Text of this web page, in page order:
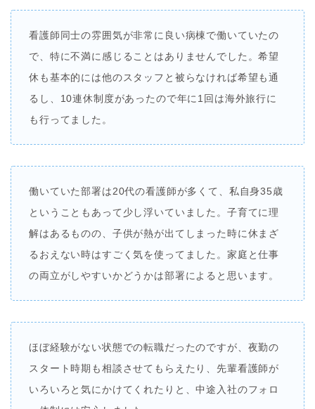
看護師同士の雰囲気が非常に良い病棟で働いていたの
で、特に不満に感じることはありませんでした。希望
休も基本的には他のスタッフと被らなければ希望も通
るし、10連休制度があったので年に1回は海外旅行に
も行ってました。
働いていた部署は20代の看護師が多くて、私自身35歳
ということもあって少し浮いていました。子育てに理
解はあるものの、子供が熱が出てしまった時に休まざ
るおえない時はすごく気を使ってました。家庭と仕事
の両立がしやすいかどうかは部署によると思います。
ほぼ経験がない状態での転職だったのですが、夜勤の
スタート時期も相談させてもらえたり、先輩看護師が
いろいろと気にかけてくれたりと、中途入社のフォロ